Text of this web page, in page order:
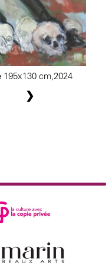
195x130 cm,2024
❯